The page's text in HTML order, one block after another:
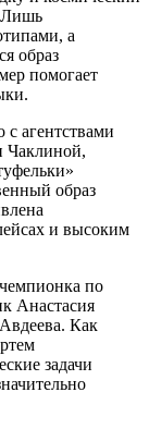
Лишь
а
образ
помогает
агентствами
Чаклиной,
образ
и высоким
по
Анастасия
Как
задачи